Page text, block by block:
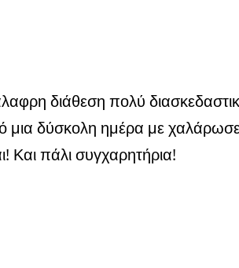
διάθεση πολύ
μια δύσκολη ημέρα με
Και πάλι συγχαρητήρια!